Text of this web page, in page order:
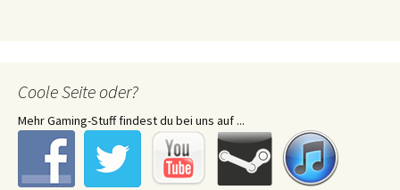
Coole Seite oder?
Mehr Gaming-Stuff findest du bei uns auf ...